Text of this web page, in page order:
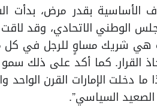
بقدر مرض، بدأت
الوطني الاتحادي، وقد
هي شريك مساوٍ للرجل في كل
القرار. كما أكد على ذلك
دخلت الإمارات القرن الواحد
السياسي”.